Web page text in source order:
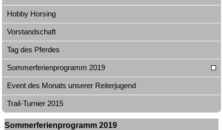
Hobby Horsing
Vorstandschaft
Tag des Pferdes
Sommerferienprogramm 2019
Event des Monats unserer Reiterjugend
Trail-Turnier 2015
Sommerferienprogramm 2019